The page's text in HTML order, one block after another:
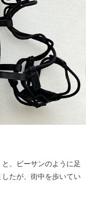
、ビーサンのように足
たが、街中を歩いてい